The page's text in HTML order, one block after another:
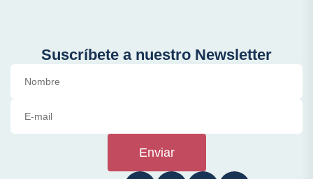
Suscríbete a nuestro Newsletter
Enviar